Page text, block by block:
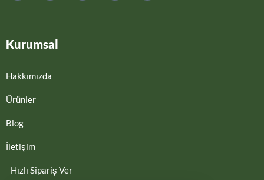
Kurumsal
Hakkımızda
Ürünler
Blog
İletişim
Hızlı Sipariş Ver